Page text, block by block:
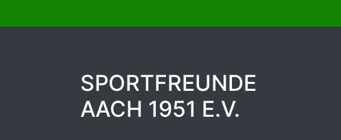
SPORTFREUNDE
AACH 1951 E.V.